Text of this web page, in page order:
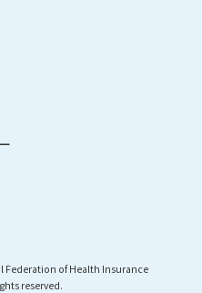
Federation of Health Insurance
reserved.